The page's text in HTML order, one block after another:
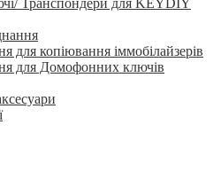
Транспондери для KEYDIY
для копіювання іммобілайзерів
для Домофонних ключів